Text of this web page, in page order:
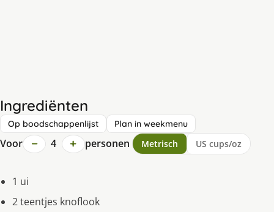
Ingrediënten
Op boodschappenlijst Plan in weekmenu
Voor − 4 + personen Metrisch US cups/oz
1 ui
2 teentjes knoflook